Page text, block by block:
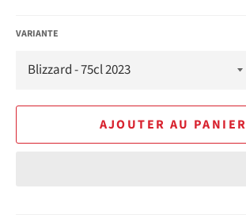
VARIANTE
AJOUTER AU PANIER